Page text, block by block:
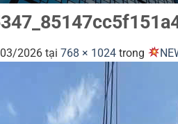
2026 tại 768 × 1024 trong